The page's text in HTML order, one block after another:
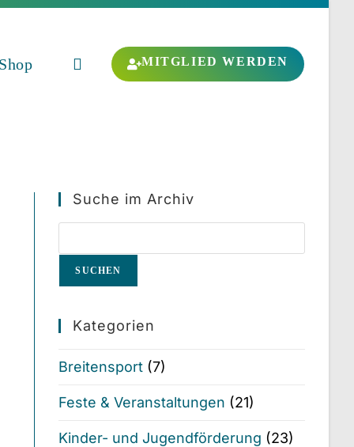
MITGLIED WERDEN
Website-
umschalten
Suche im Archiv
SUCHEN
Kategorien
Breitensport (7)
Feste & Veranstaltungen (21)
Kinder- und Jugendförderung (23)